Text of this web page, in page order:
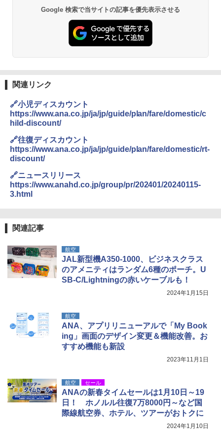
￥2,479
A26 地球の歩き方 チェコ ポーランド スロヴ
地球の歩き方 スター・ウォーズ
￥2,695
新しい日本地理 地図・統計・移動から読み
解く (講談社現代新書)
PYKES PEAK (パイクスピーク) 着替えテン
ト プライバシー テント 【中が透けない】 1
人用 折りたたみ 防災グッズ 災害用トイレ ビ
ーチ ピクニック ポップアップテント 携帯 簡
易 トイレテント (ブラック)
テント ワンタッチ RENEW 幅200 2-3人用 43
500002(88859)
[キャンパーズコレクション 山善] 傘みたいに
ーティング フルクローズ メッシュ 3-4人用
簡単設置 ポップアップテント エクルベージ
ュ(BC仕様) PATC-150B(EB)
収納 コンパクト 簡単設営 カンガルーテント
ソロキャンプ ソロテント
￥20,718
コンパクト 保冷力長持ち
￥2,980
熊撃退スプレー 熊よけスプレー 熊スプレー
関の購入実績 登山・キャンプ・アウトドア・
防災用品 長期保存可能 緊急時用 日本国内発
送
￥3,680
ラソル ガーデン サイトシート付 折りたたみ
防水 UVカット 4段階高さ調整 軽量 収納袋付
き
可能 安全ロック付き 高安全性 金属製耐久 コ
ンパクト多機能設計 持ち運び便利 アウトド
ア/オフィス/教育現場/展示会用 緑
￥1,180
Google 検索で当サイトの記事を優先表示させる
関連リンク
🔗小児ディスカウント
https://www.ana.co.jp/ja/jp/guide/plan/fare/domestic/c
hild-discount/
🔗往復ディスカウント
https://www.ana.co.jp/ja/jp/guide/plan/fare/domestic/rt-
discount/
🔗ニュースリリース
https://www.anahd.co.jp/group/pr/202401/20240115-
3.html
関連記事
航空
JAL新型機A350-1000、ビジネスクラス
のアメニティはランダム6種のポーチ。U
SB-C/Lightningの赤いケーブルも！
2024年1月15日
航空
ANA、アプリリニューアルで「My Book
ing」画面のデザイン変更＆機能改善。お
すすめ機能も新設
2023年11月1日
航空 セール
ANAの新春タイムセールは1月10日～19
日！ ホノルル往復7万8000円～など国
際線航空券、ホテル、ツアーがおトクに
2024年1月10日